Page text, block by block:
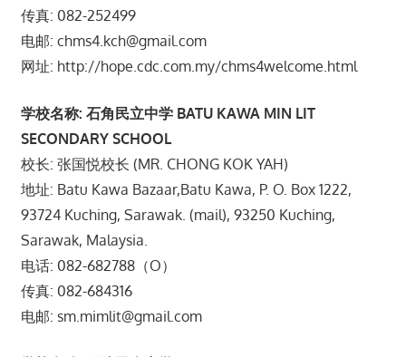
传真: 082-252499
电邮: chms4.kch@gmail.com
网址: http://hope.cdc.com.my/chms4welcome.html
学校名称: 石角民立中学 BATU KAWA MIN LIT
SECONDARY SCHOOL
校长: 张国悦校长 (MR. CHONG KOK YAH)
地址: Batu Kawa Bazaar,Batu Kawa, P. O. Box 1222,
93724 Kuching, Sarawak. (mail), 93250 Kuching,
Sarawak, Malaysia.
电话: 082-682788（O）
传真: 082-684316
电邮: sm.mimlit@gmail.com